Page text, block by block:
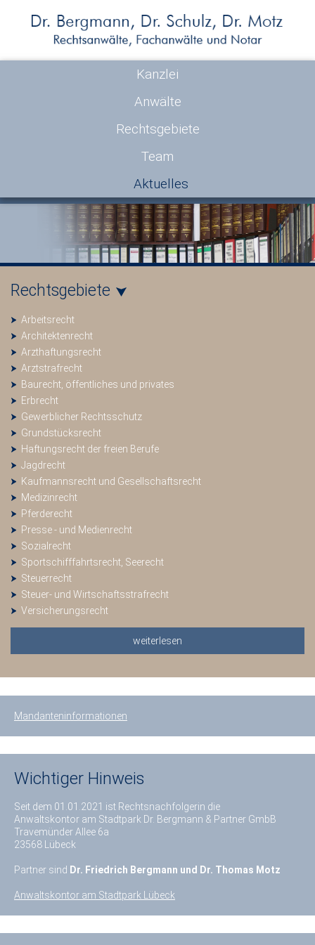
Kanzlei
Anwälte
Rechtsgebiete
Team
Aktuelles
Rechtsgebiete
Arbeitsrecht
Architektenrecht
Arzthaftungsrecht
Arztstrafrecht
Baurecht, öffentliches und privates
Erbrecht
Gewerblicher Rechtsschutz
Grundstücksrecht
Haftungsrecht der freien Berufe
Jagdrecht
Kaufmannsrecht und Gesellschaftsrecht
Medizinrecht
Pferderecht
Presse - und Medienrecht
Sozialrecht
Sportschifffahrtsrecht, Seerecht
Steuerrecht
Steuer- und Wirtschaftsstrafrecht
Versicherungsrecht
weiterlesen
Mandanteninformationen
Wichtiger Hinweis
Seit dem 01.01.2021 ist Rechtsnachfolgerin die
Anwaltskontor am Stadtpark Dr. Bergmann & Partner GmbB
Travemünder Allee 6a
23568 Lübeck
Partner sind Dr. Friedrich Bergmann und Dr. Thomas Motz
Anwaltskontor am Stadtpark Lübeck